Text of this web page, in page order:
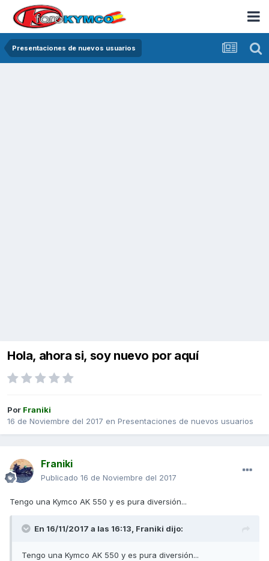
Presentaciones de nuevos usuarios
Hola, ahora si, soy nuevo por aquí
Por Franiki
16 de Noviembre del 2017 en Presentaciones de nuevos usuarios
Franiki
Publicado 16 de Noviembre del 2017
Tengo una Kymco AK 550 y es pura diversión...
En 16/11/2017 a las 16:13, Franiki dijo:
Tengo una Kymco AK 550 y es pura diversión...